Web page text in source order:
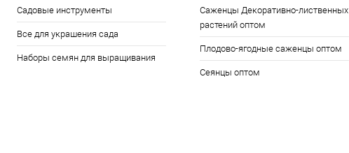
Садовые инструменты
Все для украшения сада
Наборы семян для выращивания
Саженцы Декоративно-лиственных
растений оптом
Плодово-ягодные саженцы оптом
Сеянцы оптом